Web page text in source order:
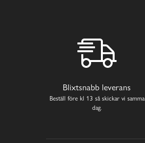
Blixtsnabb leverans
Beställ före kl 13 så skickar vi samma
dag.